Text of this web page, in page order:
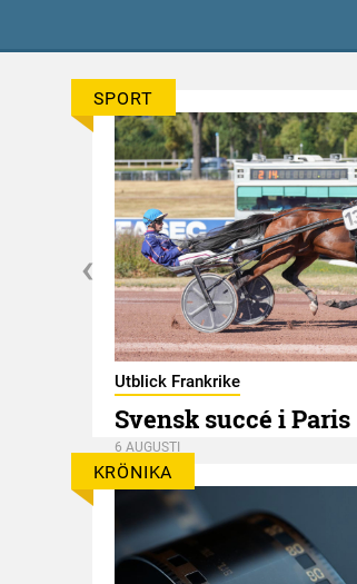
SPORT
Utblick Frankrike
Svensk succé i Paris
6 AUGUSTI
KRÖNIKA